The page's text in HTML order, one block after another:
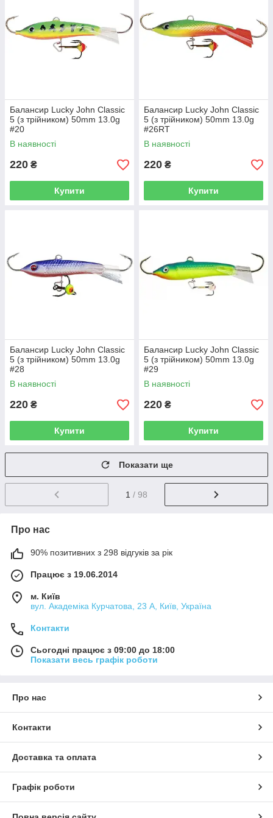
Балансир Lucky John Classic
5 (з трійником) 50mm 13.0g
#20
В наявності
220 ₴
Купити
Балансир Lucky John Classic
5 (з трійником) 50mm 13.0g
#26RT
В наявності
220 ₴
Купити
Балансир Lucky John Classic
5 (з трійником) 50mm 13.0g
#28
В наявності
220 ₴
Купити
Балансир Lucky John Classic
5 (з трійником) 50mm 13.0g
#29
В наявності
220 ₴
Купити
Показати ще
1 / 98
Про нас
90% позитивних з 298 відгуків за рік
Працює з 19.06.2014
м. Київ
вул. Академіка Курчатова, 23 А, Київ, Україна
Контакти
Сьогодні працює з 09:00 до 18:00
Показати весь графік роботи
Про нас
Контакти
Доставка та оплата
Графік роботи